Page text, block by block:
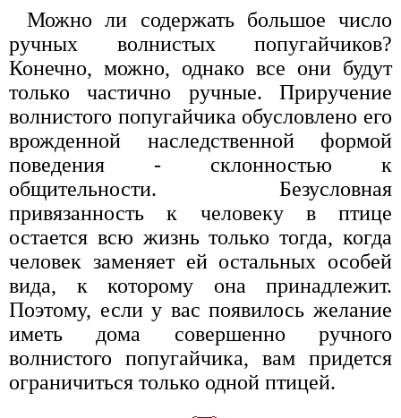
Можно ли содержать большое число
ручных волнистых попугайчиков?
Конечно, можно, однако все они будут
только частично ручные. Приручение
волнистого попугайчика обусловлено его
врожденной наследственной формой
поведения - склонностью к
общительности. Безусловная
привязанность к человеку в птице
остается всю жизнь только тогда, когда
человек заменяет ей остальных особей
вида, к которому она принадлежит.
Поэтому, если у вас появилось желание
иметь дома совершенно ручного
волнистого попугайчика, вам придется
ограничиться только одной птицей.